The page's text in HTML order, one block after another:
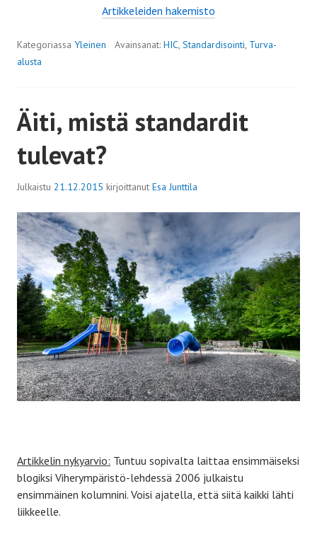
Artikkeleiden hakemisto
Kategoriassa Yleinen Avainsanat: HIC, Standardisointi, Turva-
alusta
Äiti, mistä standardit
tulevat?
Julkaistu 21.12.2015 kirjoittanut Esa Junttila
Artikkelin nykyarvio: Tuntuu sopivalta laittaa ensimmäiseksi
blogiksi Viherympäristö-lehdessä 2006 julkaistu
ensimmäinen kolumnini. Voisi ajatella, että siitä kaikki lähti
liikkeelle.